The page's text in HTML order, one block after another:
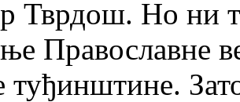
Тврдош. Но ни
Православне
туђинштине.